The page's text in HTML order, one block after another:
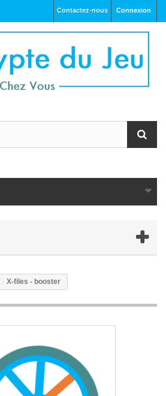
Connexion
Contactez-nous
X-files - booster